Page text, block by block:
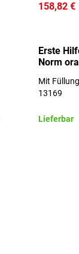
158,82 €
Erste
Norm
Mit
13169
Lieferbar